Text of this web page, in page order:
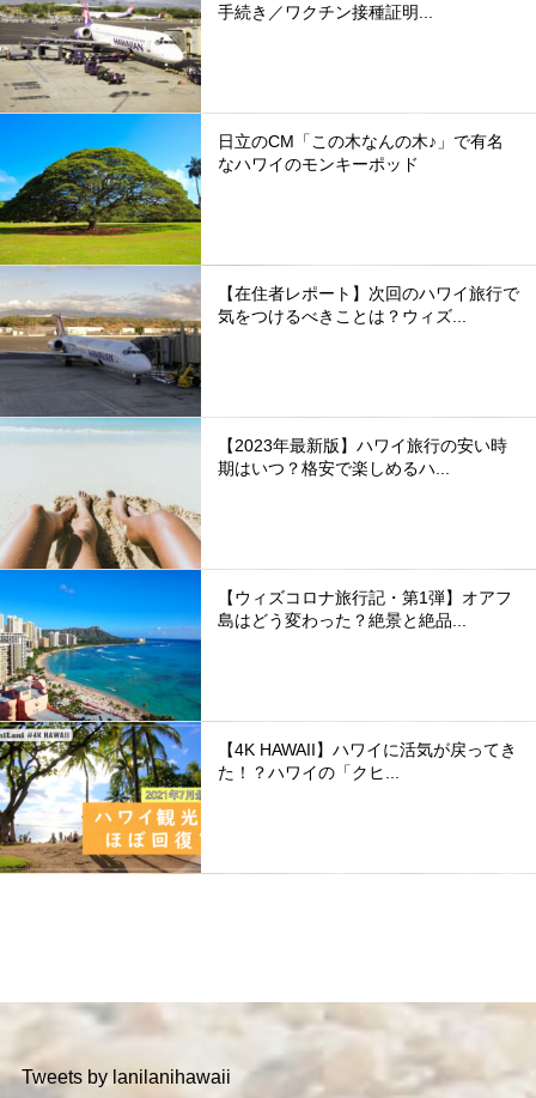
手続き／ワクチン接種証明...
日立のCM「この木なんの木♪」で有名
なハワイのモンキーポッド
【在住者レポート】次回のハワイ旅行で
気をつけるべきことは？ウィズ...
【2023年最新版】ハワイ旅行の安い時
期はいつ？格安で楽しめるハ...
【ウィズコロナ旅行記・第1弾】オアフ
島はどう変わった？絶景と絶品...
【4K HAWAII】ハワイに活気が戻ってき
た！？ハワイの「クヒ...
Tweets by lanilanihawaii